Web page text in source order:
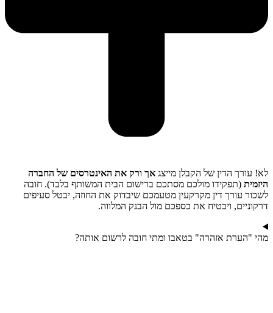
לא! עורך הדין של הקבלן מייצג אך ורק את האינטרסים של החברה
היזמית (תפקידו מולכם מסתכם ברישום הבית המשותף בלבד). חובה
לשכור עורך דין מקרקעין מטעמכם שיבדוק את החוזה, יבטל סעיפים
דרקוניים, ויבטיח את כספכם מול הבנק המלווה.
מהי "הערת אזהרה" בטאבו ומתי חובה לרשום אותה?